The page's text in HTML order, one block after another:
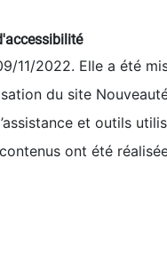
11/2022. Elle a été
du site
et outils
ont été